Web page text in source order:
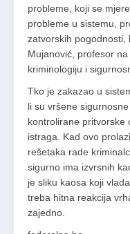
probleme, koji se
probleme u sistemu,
zatvorskih pogodnosti,
Mujanović, profesor
kriminologiju i
Tko je zakazao u
li su vršene
kontrolirane pritvorske
istraga. Kad ovo
rešetaka rade
sigurno ima izvrsnih
je sliku kaosa koji
treba hitna reakcija
zajedno.